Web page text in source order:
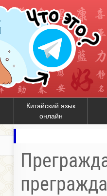
Китайский язык
онлайн